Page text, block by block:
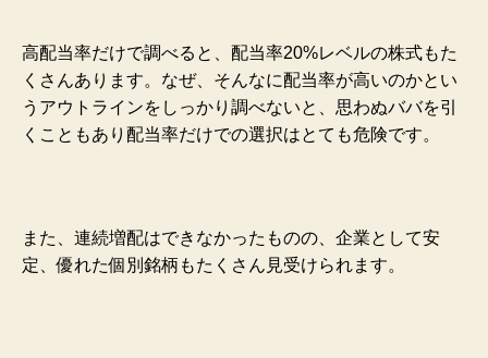
高配当率だけで調べると、配当率20%レベルの株式もた
くさんあります。なぜ、そんなに配当率が高いのかとい
うアウトラインをしっかり調べないと、思わぬババを引
くこともあり配当率だけでの選択はとても危険です。
また、連続増配はできなかったものの、企業として安
定、優れた個別銘柄もたくさん見受けられます。